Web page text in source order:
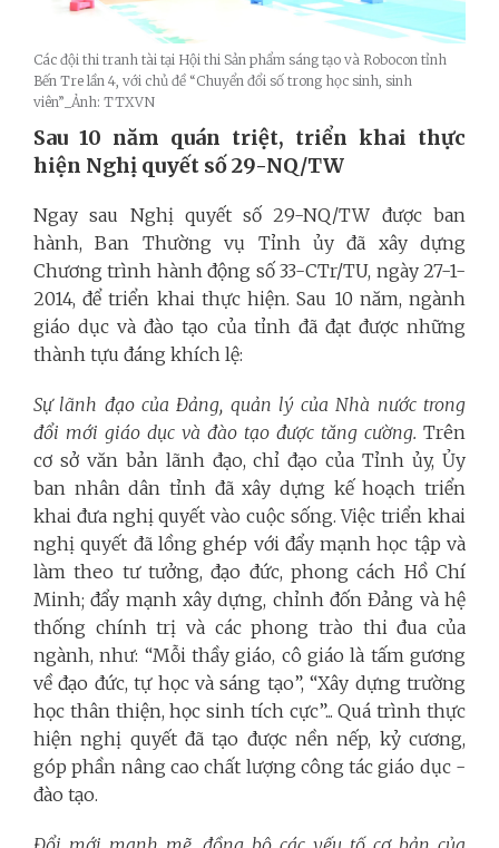
Các đội thi tranh tài tại Hội thi Sản phẩm sáng tạo và Robocon tỉnh
Bến Tre lần 4, với chủ đề “Chuyển đổi số trong học sinh, sinh
viên”_Ảnh: TTXVN
Sau 10 năm quán triệt, triển khai thực
hiện Nghị quyết số 29-NQ/TW
Ngay sau Nghị quyết số 29-NQ/TW được ban
hành, Ban Thường vụ Tỉnh ủy đã xây dựng
Chương trình hành động số 33-CTr/TU, ngày 27-1-
2014, để triển khai thực hiện. Sau 10 năm, ngành
giáo dục và đào tạo của tỉnh đã đạt được những
thành tựu đáng khích lệ:
Sự lãnh đạo của Đảng, quản lý của Nhà nước trong
đổi mới giáo dục và đào tạo được tăng cường. Trên
cơ sở văn bản lãnh đạo, chỉ đạo của Tỉnh ủy, Ủy
ban nhân dân tỉnh đã xây dựng kế hoạch triển
khai đưa nghị quyết vào cuộc sống. Việc triển khai
nghị quyết đã lồng ghép với đẩy mạnh học tập và
làm theo tư tưởng, đạo đức, phong cách Hồ Chí
Minh;đẩy mạnh xây dựng, chỉnh đốn Đảng và hệ
thống chính trị và các phong trào thi đua của
ngành, như: “Mỗi thầy giáo, cô giáo là tấm gương
về đạo đức, tự học và sáng tạo”, “Xây dựng trường
học thân thiện, học sinh tích cực”... Quá trình thực
hiện nghị quyết đã tạo được nền nếp, kỷ cương,
góp phần nâng cao chất lượng công tác giáo dục -
đào tạo.